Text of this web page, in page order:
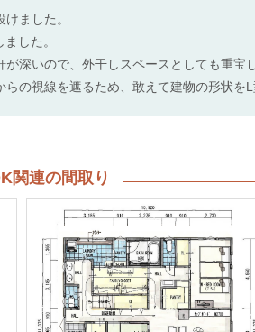
ました。
した。
深いので、外干しスペースとしても重宝
の視線を遮るため、敢えて建物の形状をL
関連の間取り